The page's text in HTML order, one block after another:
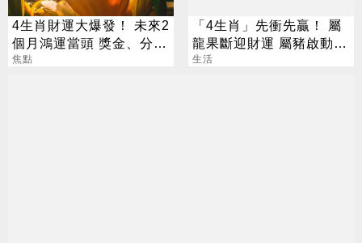
4生肖財運大爆發！ 未來2
個月鴻運當頭 獎金、分紅
「拿到手軟」
焦點
「4生肖」先衝先贏！ 屬
龍果斷迎財運 屬豬啟動財
富迴圈
生活